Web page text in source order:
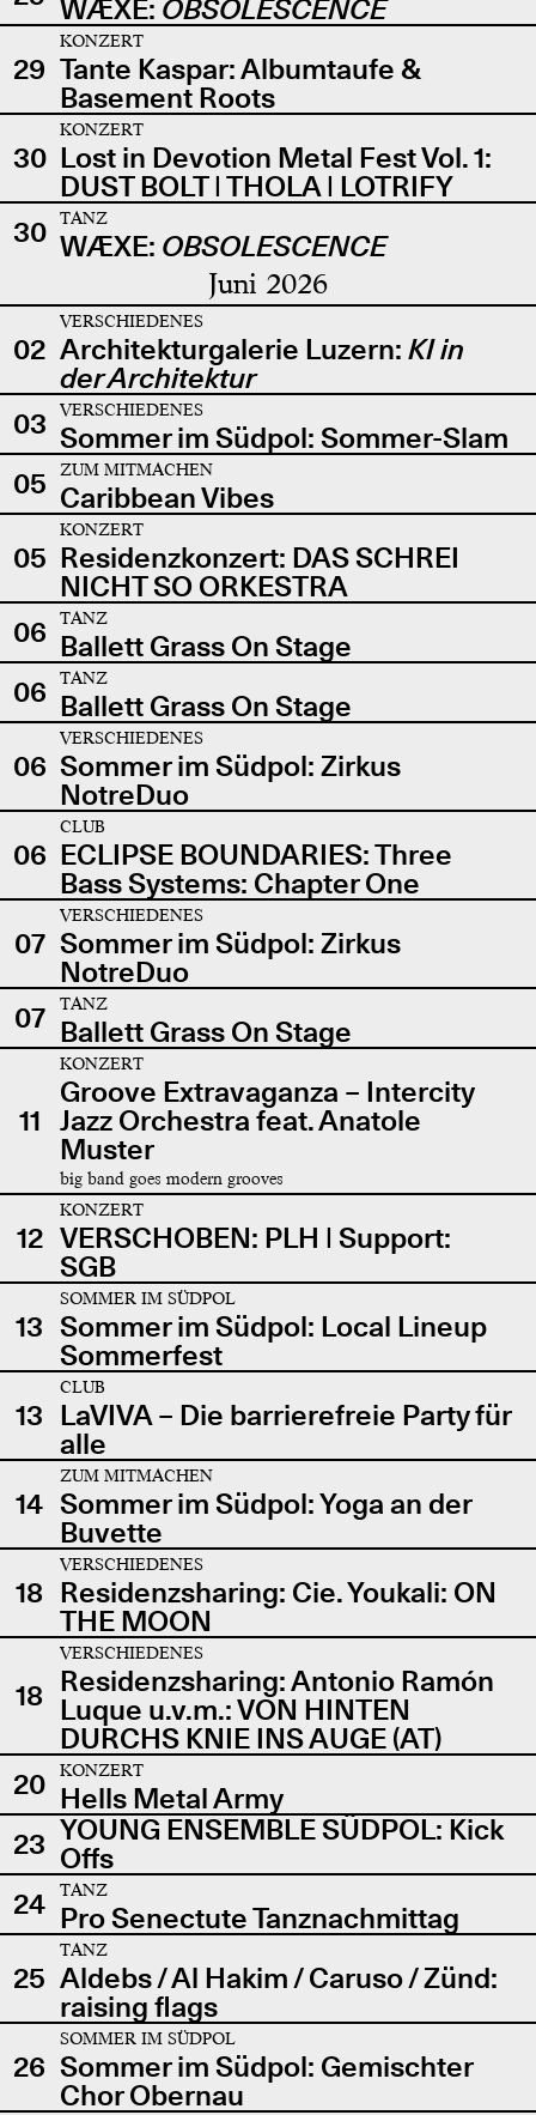
WÆXE: OBSOLESCENCE
29
KONZERT
Tante Kaspar: Albumtaufe &
Basement Roots
30
KONZERT
Lost in Devotion Metal Fest Vol. 1:
DUST BOLT | THOLA | LOTRIFY
30
TANZ
WÆXE: OBSOLESCENCE
Juni 2026
02
VERSCHIEDENES
Architekturgalerie Luzern: KI in
der Architektur
03
VERSCHIEDENES
Sommer im Südpol: Sommer-Slam
05
ZUM MITMACHEN
Caribbean Vibes
05
KONZERT
Residenzkonzert: DAS SCHREI
NICHT SO ORKESTRA
06
TANZ
Ballett Grass On Stage
06
TANZ
Ballett Grass On Stage
06
VERSCHIEDENES
Sommer im Südpol: Zirkus
NotreDuo
06
CLUB
ECLIPSE BOUNDARIES: Three
Bass Systems: Chapter One
07
VERSCHIEDENES
Sommer im Südpol: Zirkus
NotreDuo
07
TANZ
Ballett Grass On Stage
11
KONZERT
Groove Extravaganza – Intercity
Jazz Orchestra feat. Anatole
Muster
big band goes modern grooves
12
KONZERT
VERSCHOBEN: PLH | Support:
SGB
13
SOMMER IM SÜDPOL
Sommer im Südpol: Local Lineup
Sommerfest
13
CLUB
LaVIVA – Die barrierefreie Party für
alle
14
ZUM MITMACHEN
Sommer im Südpol: Yoga an der
Buvette
18
VERSCHIEDENES
Residenzsharing: Cie. Youkali: ON
THE MOON
18
VERSCHIEDENES
Residenzsharing: Antonio Ramón
Luque u.v.m.: VON HINTEN
DURCHS KNIE INS AUGE (AT)
20
KONZERT
Hells Metal Army
23 YOUNG ENSEMBLE SÜDPOL: Kick
Offs
24
TANZ
Pro Senectute Tanznachmittag
25
TANZ
Aldebs / Al Hakim / Caruso / Zünd:
raising flags
26
SOMMER IM SÜDPOL
Sommer im Südpol: Gemischter
Chor Obernau